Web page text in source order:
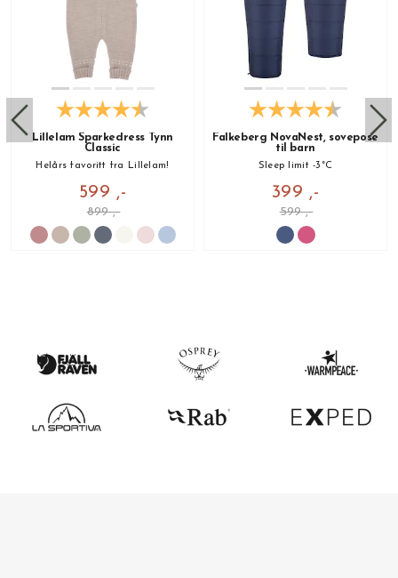
Lillelam Sparkedress Tynn
Classic
Helårs favoritt fra Lillelam!
599 ,-
899 ,-
Falkeberg NovaNest, sovepose
til barn
Sleep limit -3°C
399 ,-
599 ,-